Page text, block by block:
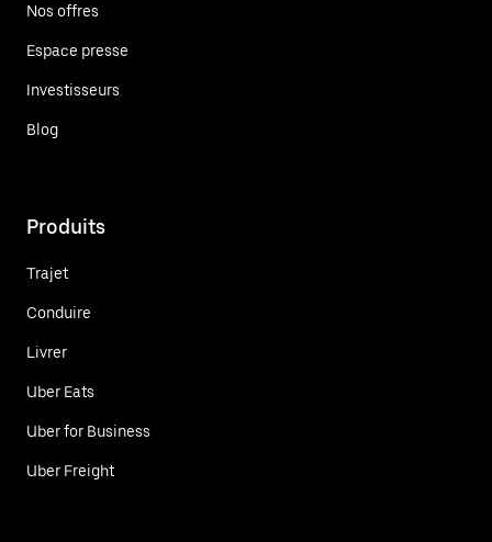
Nos offres
Espace presse
Investisseurs
Blog
Produits
Trajet
Conduire
Livrer
Uber Eats
Uber for Business
Uber Freight